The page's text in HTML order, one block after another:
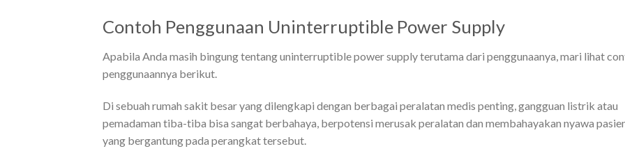
Contoh Penggunaan Uninterruptible Power Supply
Apabila Anda masih bingung tentang uninterruptible power supply terutama dari penggunaanya, mari lihat
penggunaannya berikut.
Di sebuah rumah sakit besar yang dilengkapi dengan berbagai peralatan medis penting, gangguan listrik atau
pemadaman tiba-tiba bisa sangat berbahaya, berpotensi merusak peralatan dan membahayakan nyawa
yang bergantung pada perangkat tersebut.